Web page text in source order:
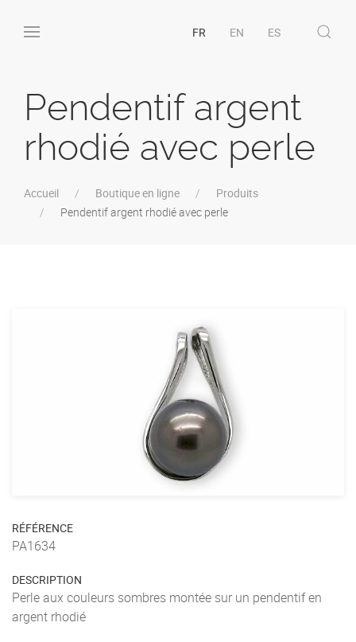
FR EN ES
Pendentif argent
rhodié avec perle
Accueil Boutique en ligne
Produits
Pendentif argent rhodié avec perle
RÉFÉRENCE
PA1634
DESCRIPTION
Perle aux couleurs sombres montée sur un pendentif en
argent rhodié